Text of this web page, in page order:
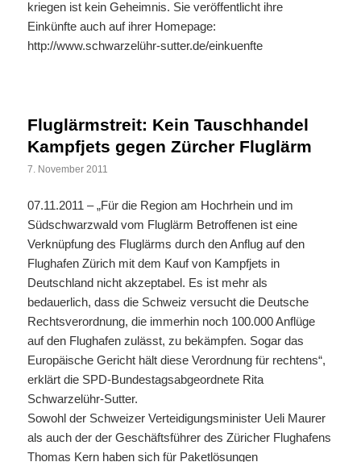
kriegen ist kein Geheimnis. Sie veröffentlicht ihre
Einkünfte auch auf ihrer Homepage:
http://www.schwarzelühr-sutter.de/einkuenfte
Fluglärmstreit: Kein Tauschhandel
Kampfjets gegen Zürcher Fluglärm
7. November 2011
07.11.2011 – „Für die Region am Hochrhein und im
Südschwarzwald vom Fluglärm Betroffenen ist eine
Verknüpfung des Fluglärms durch den Anflug auf den
Flughafen Zürich mit dem Kauf von Kampfjets in
Deutschland nicht akzeptabel. Es ist mehr als
bedauerlich, dass die Schweiz versucht die Deutsche
Rechtsverordnung, die immerhin noch 100.000 Anflüge
auf den Flughafen zulässt, zu bekämpfen. Sogar das
Europäische Gericht hält diese Verordnung für rechtens“,
erklärt die SPD-Bundestagsabgeordnete Rita
Schwarzelühr-Sutter.
Sowohl der Schweizer Verteidigungsminister Ueli Maurer
als auch der der Geschäftsführer des Züricher Flughafens
Thomas Kern haben sich für Paketlösungen